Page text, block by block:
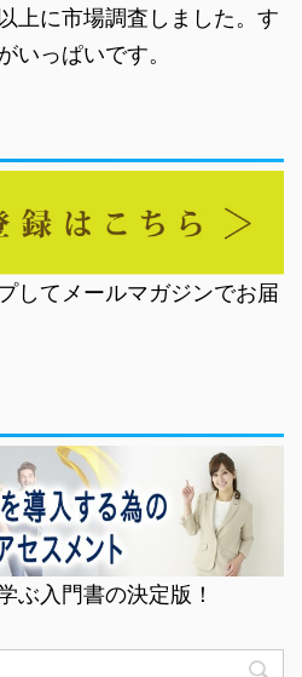
上に市場調査しました。す
いっぱいです。
してメールマガジンでお届
ぶ入門書の決定版！